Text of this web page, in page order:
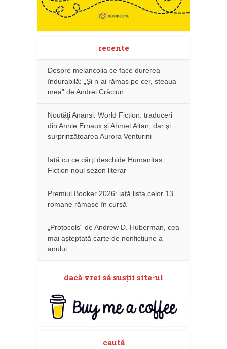
recente
Despre melancolia ce face durerea
îndurabilă: „Și n-ai rămas pe cer, steaua
mea” de Andrei Crăciun
Noutăţi Anansi. World Fiction: traduceri
din Annie Ernaux și Ahmet Altan, dar şi
surprinzătoarea Aurora Venturini
Iată cu ce cărţi deschide Humanitas
Fiction noul sezon literar
Premiul Booker 2026: iată lista celor 13
romane rămase în cursă
„Protocols“ de Andrew D. Huberman, cea
mai așteptată carte de nonficțiune a
anului
dacă vrei să susţii site-ul
caută